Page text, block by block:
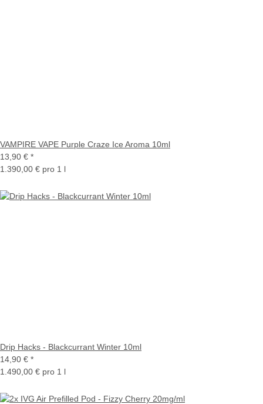
VAMPIRE VAPE Purple Craze Ice Aroma 10ml
13,90 € *
1.390,00 € pro 1 l
Drip Hacks - Blackcurrant Winter 10ml
14,90 € *
1.490,00 € pro 1 l